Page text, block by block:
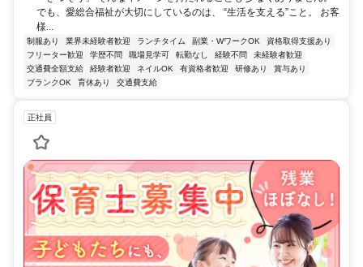
でも、愛総合福祉が大切にしているのは、 “生活を支える”こと。 お客
様...
制服あり 業界未経験者歓迎 ランチタイム 副業・WワークOK
資格取得支援あり
フリーター歓迎
学歴不問 職場見学可 転勤なし 経験不問
未経験者歓迎
交通費全額支給
経験者歓迎 ネイルOK 有資格者歓迎 研修あり
賞与あり
ブランクOK
育休あり 交通費支給
正社員